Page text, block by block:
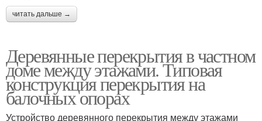
читать дальше →
Деревянные перекрытия в частном
доме между этажами. Типовая
конструкция перекрытия на
балочных опорах
Устройство деревянного перекрытия между этажами